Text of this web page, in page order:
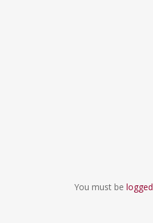
You must be